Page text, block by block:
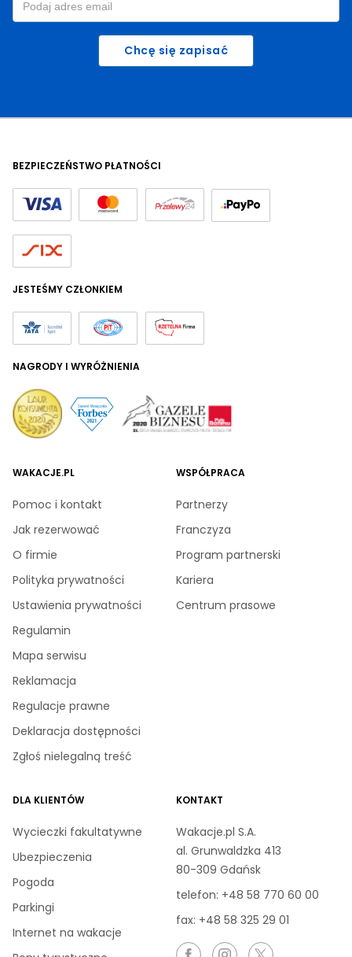
Chcę się zapisać
WAKACJE.PL
Pomoc i kontakt
Jak rezerwować
O firmie
Polityka prywatności
Ustawienia prywatności
Regulamin
Mapa serwisu
Reklamacja
Regulacje prawne
Deklaracja dostępności
Zgłoś nielegalną treść
WSPÓŁPRACA
Partnerzy
Franczyza
Program partnerski
Kariera
Centrum prasowe
DLA KLIENTÓW
Wycieczki fakultatywne
Ubezpieczenia
Pogoda
Parkingi
Internet na wakacje
KONTAKT
Wakacje.pl S.A.
al. Grunwaldzka 413
80-309 Gdańsk
telefon: +48 58 770 60 00
fax: +48 58 325 29 01
BEZPIECZEŃSTWO PŁATNOŚCI
JESTEŚMY CZŁONKIEM
NAGRODY I WYRÓŻNIENIA